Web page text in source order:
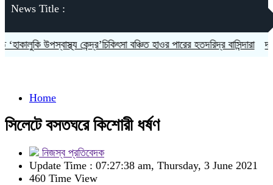
News Title :
উপস্বাস্থ্য কেন্দ্র’চিকিৎসা বঞ্চিত হাওর পারের হতদরিদ্র বাসিন্দারা দলকে
Home
সিলেটে বসতঘরে কিশোরী ধর্ষণ
নিজস্ব প্রতিবেদক
Update Time : 07:27:38 am, Thursday, 3 June 2021
460 Time View